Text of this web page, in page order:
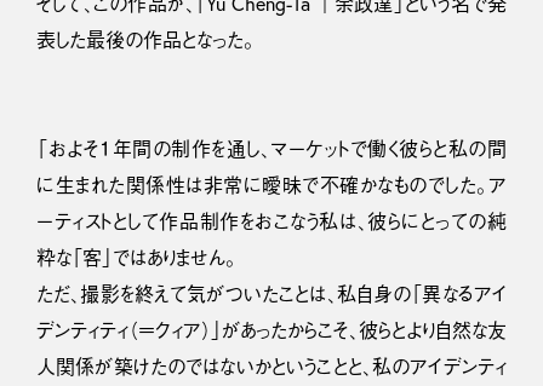
表した最後の作品となった。
「およそ１年間の制作を通し、マーケットで働く彼らと私の間
に生まれた関係性は非常に曖昧で不確かなものでした。ア
ーティストとして作品制作をおこなう私は、彼らにとっての純
粋な「客」ではありません。
ただ、撮影を終えて気がついたことは、私自身の「異なるアイ
デンティティ（＝クィア）」があったからこそ、彼らとより自然な友
人関係が築けたのではないかということと、私のアイデンティ